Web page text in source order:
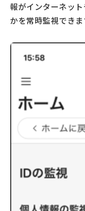
報がインターネッ
かを常時監視できま